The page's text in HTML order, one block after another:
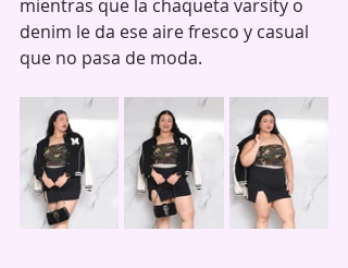
mientras que la chaqueta varsity o
denim le da ese aire fresco y casual
que no pasa de moda.